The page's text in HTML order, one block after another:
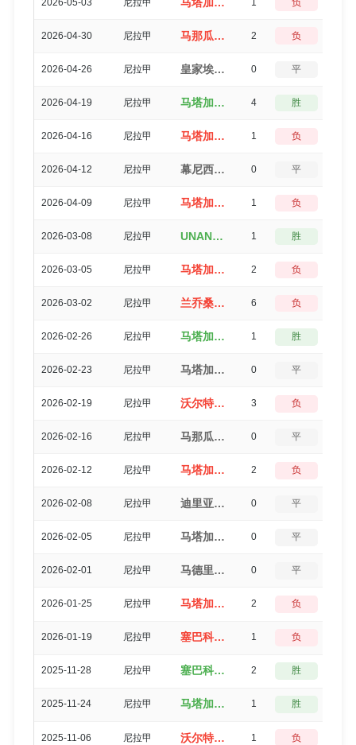
2026-05-03 尼拉甲 1 负
2026-04-30 尼拉甲 马那瓜（2-4）马塔加尔帕FC 2 负
2026-04-26 尼拉甲 皇家埃斯特利（0-0）马塔加尔帕FC 0 平
2026-04-19 尼拉甲 马塔加尔帕FC（4-0）沃尔特费雷迪 4 胜
2026-04-16 尼拉甲 马塔加尔帕FC（1-2）马那瓜 1 负
2026-04-12 尼拉甲 幕尼西波尔哈拉帕（1-1）马塔加尔帕FC 0 平
2026-04-09 尼拉甲 马塔加尔帕FC（2-3）迪里亚 1 负
2026-03-08 尼拉甲 UNAN马纳瓜（2-1）马塔加尔帕FC 1 胜
2026-03-05 尼拉甲 马塔加尔帕FC（2-4）马德里斯 2 负
2026-03-02 尼拉甲 兰乔桑塔纳FC（2-8）马塔加尔帕FC 6 负
2026-02-26 尼拉甲 马塔加尔帕FC（2-1）塞巴科 1 胜
2026-02-23 尼拉甲 马塔加尔帕FC（1-1）皇家埃斯特利 0 平
2026-02-19 尼拉甲 沃尔特费雷迪（0-3）马塔加尔帕FC 3 负
2026-02-16 尼拉甲 马那瓜（1-1）马塔加尔帕FC 0 平
2026-02-12 尼拉甲 马塔加尔帕FC（1-3）幕尼西波尔哈拉帕 2 负
2026-02-08 尼拉甲 迪里亚（1-1）马塔加尔帕FC 0 平
2026-02-05 尼拉甲 马塔加尔帕FC（0-0）UNAN马纳瓜 0 平
2026-02-01 尼拉甲 马德里斯（1-1）马塔加尔帕FC 0 平
2026-01-25 尼拉甲 马塔加尔帕FC（0-2）兰乔桑塔纳FC 2 负
2026-01-19 尼拉甲 塞巴科（0-1）马塔加尔帕FC 1 负
2025-11-28 尼拉甲 塞巴科（2-0）马塔加尔帕FC 2 胜
2025-11-24 尼拉甲 马塔加尔帕FC（1-0）皇家埃斯特利 1 胜
2025-11-06 尼拉甲 沃尔特费雷迪（1-2）马塔加尔帕FC 1 负